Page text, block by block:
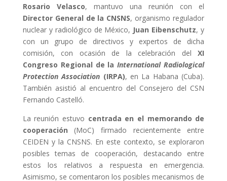
Rosario Velasco, mantuvo una reunión con el
Director General de la CNSNS, organismo regulador
nuclear y radiológico de México, Juan Eibenschutz, y
con un grupo de directivos y expertos de dicha
comisión, con ocasión de la celebración delXI
Congreso Regional de laInternational Radiological
Protection Association (IRPA), en La Habana (Cuba).
También asistió al encuentro del Consejero del CSN
Fernando Castelló.
La reunión estuvo centrada en el memorando de
cooperación (MoC) firmado recientemente entre
CEIDEN y la CNSNS. En este contexto, se exploraron
posibles temas de cooperación, destacando entre
estos los relativos a respuesta en emergencia.
Asimismo, se comentaron los posibles mecanismos de